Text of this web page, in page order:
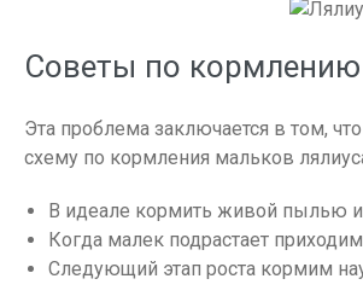
Советы по кормлению
Эта проблема заключается в том,
схему по кормления мальков
В идеале кормить живой пылью
Когда малек подрастает
Следующий этап роста кормим